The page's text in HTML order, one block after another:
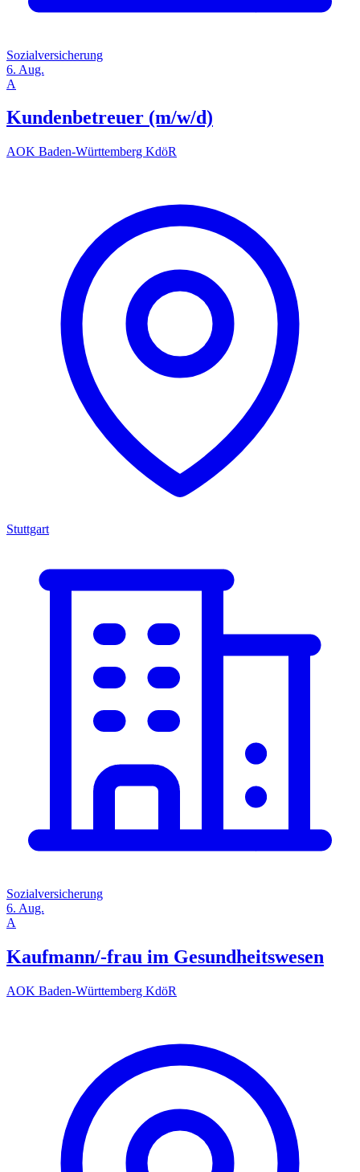
Sozialversicherung
6. Aug.
A
Kundenbetreuer (m/w/d)
AOK Baden-Württemberg KdöR
Stuttgart
Sozialversicherung
6. Aug.
A
Kaufmann/-frau im Gesundheitswesen
AOK Baden-Württemberg KdöR